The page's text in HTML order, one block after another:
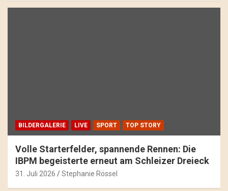
BILDERGALERIE LIVE SPORT TOP STORY
Volle Starterfelder, spannende Rennen: Die
IBPM begeisterte erneut am Schleizer Dreieck
31. Juli 2026 Stephanie Rössel